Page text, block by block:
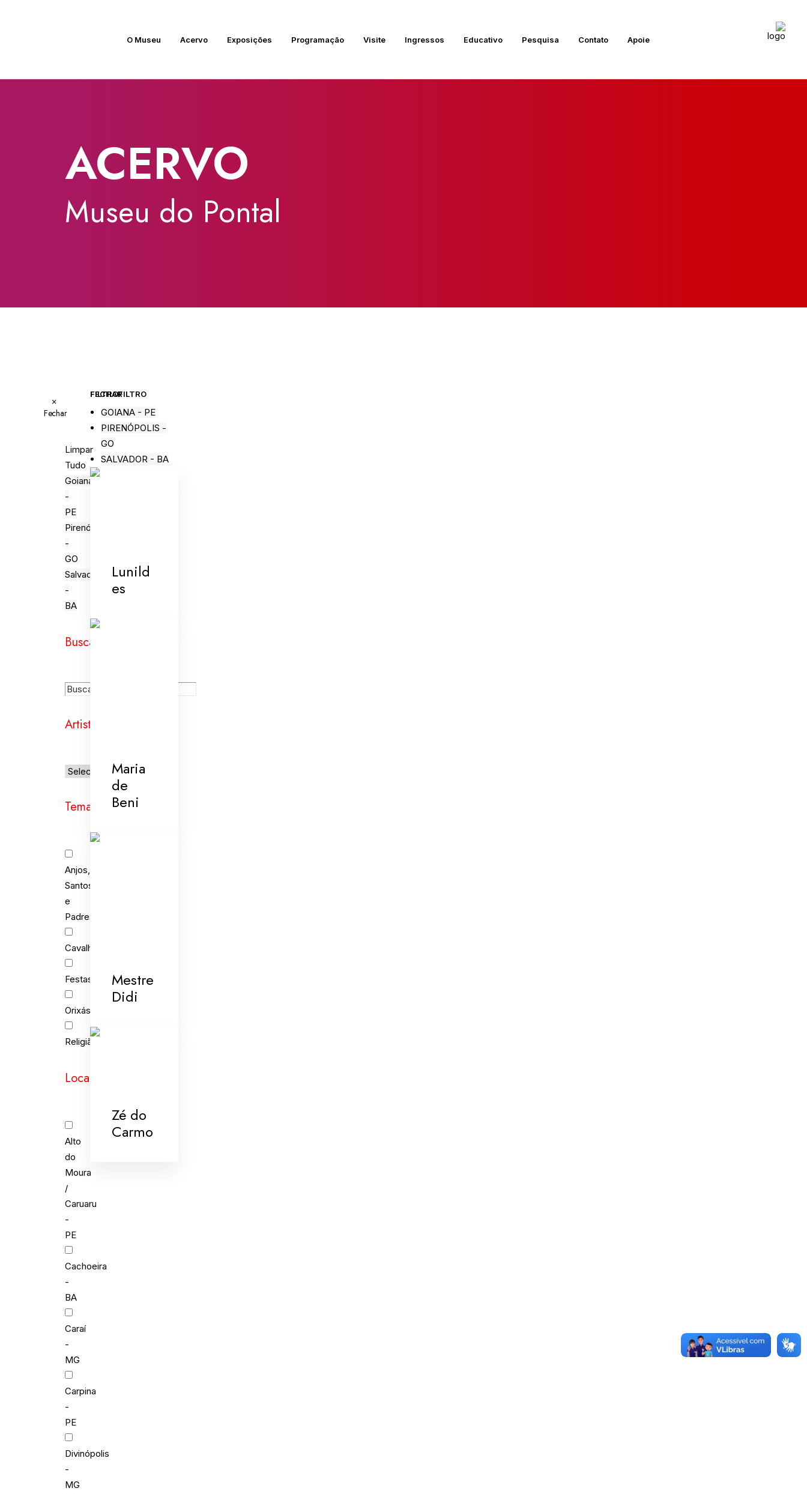
O Museu Acervo Exposições Programação Visite Ingressos Educativo Pesquisa Contato Apoie
ACERVO
Museu do Pontal
×
Fechar
Limpar
Tudo
Goiana
-
PE
Pirenópolis
-
GO
Salvador
-
BA
Busca
Artistas
Temas
Anjos,
Santos
e
Padres
Cavalhada
Festas
Orixás
Religião
Localidades
Alto
do
Moura
/
Caruaru
-
PE
Cachoeira
-
BA
Caraí
-
MG
Carpina
-
PE
Divinópolis
-
MG
FECHAR FILTROFILTRO
GOIANA - PE
PIRENÓPOLIS -
GO
SALVADOR - BA
Lunild
es
Maria
de
Beni
Mestre
Didi
Zé do
Carmo